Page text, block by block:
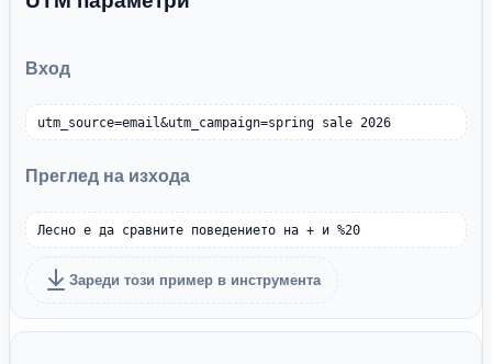
Вход
utm_source=email&utm_campaign=spring sale 2026
Преглед на изхода
Лесно е да сравните поведението на + и %20
Зареди този пример в инструмента